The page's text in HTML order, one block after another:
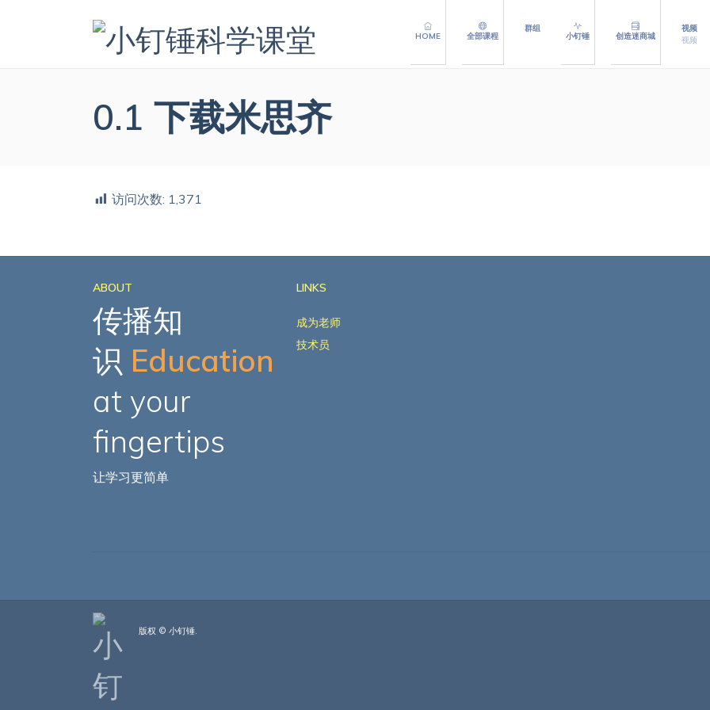
HOME 全部课程
群组
小钉锤 创造迷商城
视频
视频
0.1 下载米思齐
访问次数: 1,371
ABOUT
传播知
识 Education
at your
fingertips
让学习更简单
LINKS
成为老师
技术员
版权 © 小钉锤.